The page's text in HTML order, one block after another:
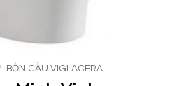
BỒN CẦU VIGLACERA